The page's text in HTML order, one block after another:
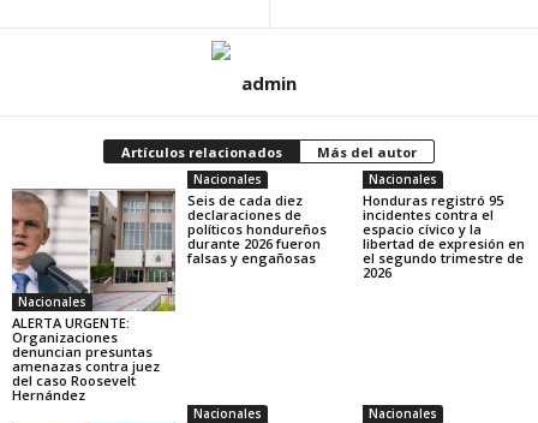
admin
Artículos relacionados Más del autor
Nacionales
ALERTA URGENTE:
Organizaciones
denuncian presuntas
amenazas contra juez
del caso Roosevelt
Hernández
Nacionales
Seis de cada diez
declaraciones de
políticos hondureños
durante 2026 fueron
falsas y engañosas
Nacionales
Honduras registró 95
incidentes contra el
espacio cívico y la
libertad de expresión en
el segundo trimestre de
2026
Nacionales Nacionales